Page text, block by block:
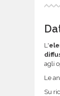
L'
agli
Le
Su